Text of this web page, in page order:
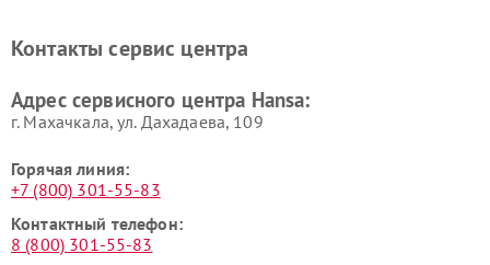
Контакты сервис центра
Адрес сервисного центра Hansa:
г. Махачкала, ул. Дахадаева, 109
Горячая линия:
+7 (800) 301-55-83
Контактный телефон:
8 (800) 301-55-83